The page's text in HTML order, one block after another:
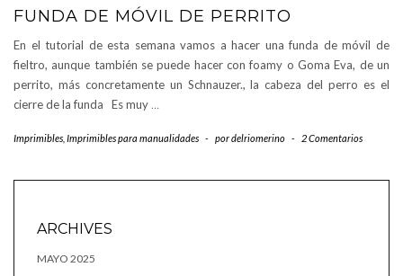
FUNDA DE MÓVIL DE PERRITO
En el tutorial de esta semana vamos a hacer una funda de móvil de
fieltro, aunque también se puede hacer con foamy o Goma Eva, de un
perrito, más concretamente un Schnauzer., la cabeza del perro es el
cierre de la funda Es muy …
Imprimibles Imprimibles para manualidades - pordelriomerino - 2 Comentarios
ARCHIVES
MAYO 2025